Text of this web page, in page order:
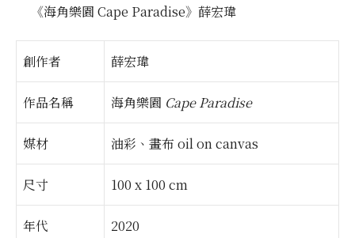
《海角樂園 Cape Paradise》薛宏瑋
創作者 薛宏瑋
作品名稱 海角樂園 Cape Paradise
媒材 油彩、畫布 oil on canvas
尺寸 100 x 100 cm
年代 2020